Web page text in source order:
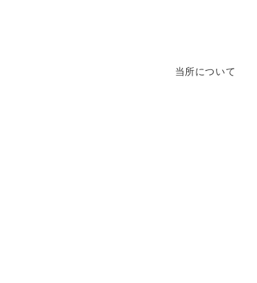
当所について